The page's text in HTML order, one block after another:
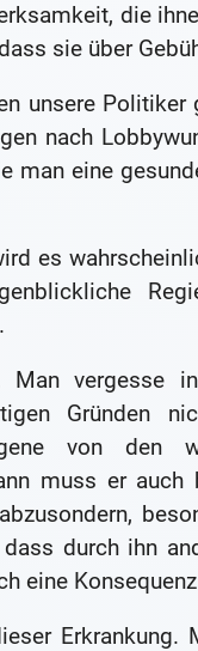
die
sie über
unsere
nach
man eine
es
vergesse
Gründen
von den
muss er
durch ihn
eine
Erkrankung.